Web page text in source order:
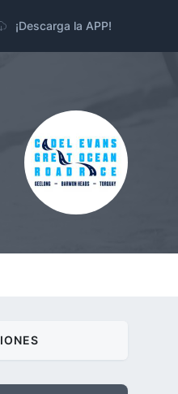
¡Descarga la APP!